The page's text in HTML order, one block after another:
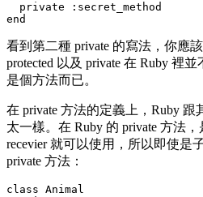
  private :secret_method
看到第二種 private 的寫法，你應
protected 以及 private 在 Ruby 裡
是個方法而已。
在 private 方法的定義上，Ruby
太一樣。在 Ruby 的 private 方法
recevier 就可以使用，所以即使是
private 方法：
class Animal